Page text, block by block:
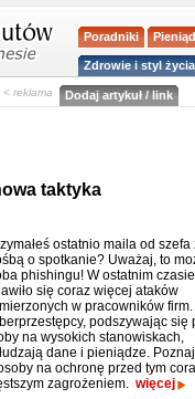
Poradniki
Zdrowie i styl życia
< reklama Dodaj artykuł / link
taktyka
ostatnio maila od szefa
o spotkanie? Uważaj, to
phishingu! W ostatnim czasie
się coraz więcej ataków
w pracowników firm.
podszywając się
na wysokich stanowiskach,
dane i pieniądze. Poznaj
na ochronę przed tym
zagrożeniem. więcej